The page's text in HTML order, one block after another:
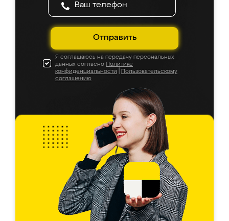
Отправить
Я соглашаюсь на передачу персональных
данных согласно Политике
конфиденциальности
Пользовательскому
соглашению